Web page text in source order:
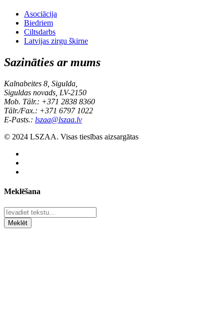
Asociācija
Biedriem
Ciltsdarbs
Latvijas zirgu šķirne
Sazināties ar mums
Kalnabeites 8, Sigulda,
Siguldas novads, LV-2150
Mob. Tālr.: +371 2838 8360
Tālr./Fax.: +371 6797 1022
E-Pasts.: lszaa@lszaa.lv
© 2024 LSZAA. Visas tiesības aizsargātas
Meklēšana
Meklēt